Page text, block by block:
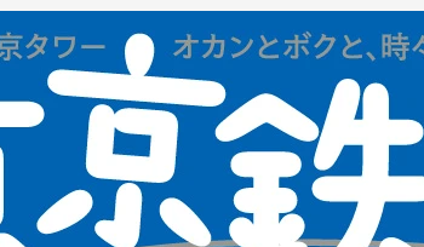
開通申請